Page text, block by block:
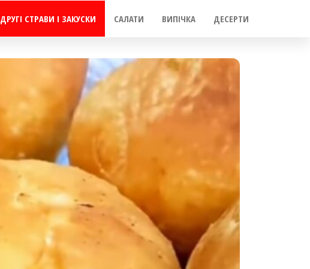
ДРУГІ СТРАВИ І ЗАКУСКИ САЛАТИ ВИПІЧКА ДЕСЕРТИ